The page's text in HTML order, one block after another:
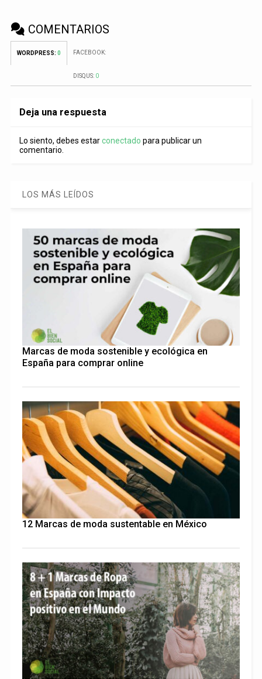
COMENTARIOS
WORDPRESS: 0 FACEBOOK:
DISQUS: 0
Deja una respuesta
Lo siento, debes estarconectado para publicar un
comentario.
LOS MÁS LEÍDOS
Marcas de moda sostenible y ecológica en
España para comprar online
12 Marcas de moda sustentable en México